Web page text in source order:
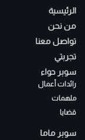
الرئيسية
من نحن
تواصل معنا
تجربتي
سوبر حواء
رائدات أعمال
ملهمات
قضايا
سوبر ماما